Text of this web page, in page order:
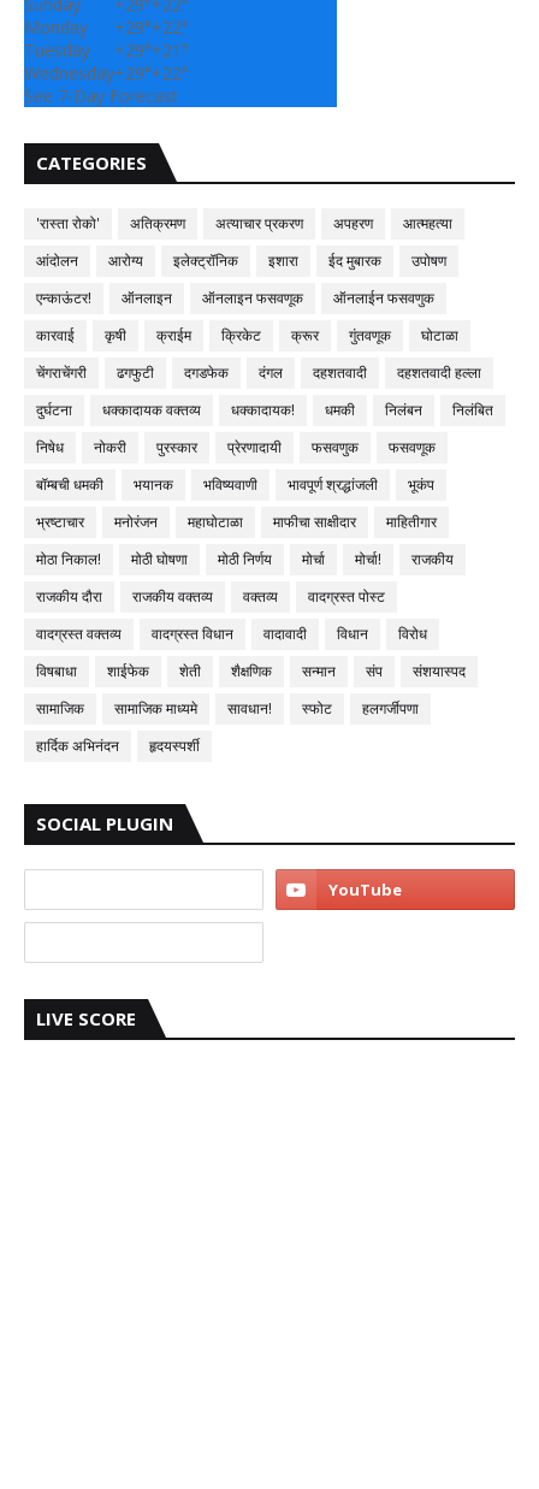
Monday
+29°+22°
Tuesday
+29°+21°
Wednesday+29°+22°
See 7-Day Forecast
CATEGORIES
'रास्ता रोको' अतिक्रमण अत्याचार प्रकरण अपहरण
आत्महत्या
आंदोलन
आरोग्य इलेक्ट्रॉनिक इशारा ईद मुबारक
उपोषण
एन्काऊंटर!
ऑनलाइन ऑनलाइन फसवणूक
ऑनलाईन फसवणुक
कारवाई
कृषी क्राईम क्रिकेट क्रूर गुंतवणूक
घोटाळा
चेंगराचेंगरी
ढगफुटी दगडफेक दंगल दहशतवादी
दहशतवादी हल्ला
दुर्घटना
धक्कादायक वक्तव्य धक्कादायक! धमकी निलंबन
निलंबित
निषेध
नोकरी पुरस्कार प्रेरणादायी फसवणुक
फसवणूक
बॉम्बची धमकी
भयानक भविष्यवाणी भावपूर्ण श्रद्धांजली
भूकंप
भ्रष्टाचार
मनोरंजन महाघोटाळा माफीचा साक्षीदार
माहितीगार
मोठा निकाल!
मोठी घोषणा मोठी निर्णय मोर्चा मोर्चा!
राजकीय
राजकीय दौरा
राजकीय वक्तव्य वक्तव्य
वादग्रस्त पोस्ट
वादग्रस्त वक्तव्य
वादग्रस्त विधान वादावादी विधान
विरोध
विषबाधा
शाईफेक शेती शैक्षणिक सन्मान संप
संशयास्पद
सामाजिक
सामाजिक माध्यमे सावधान! स्फोट
हलगर्जीपणा
हार्दिक अभिनंदन
हृदयस्पर्शी
SOCIAL PLUGIN
LIVE SCORE